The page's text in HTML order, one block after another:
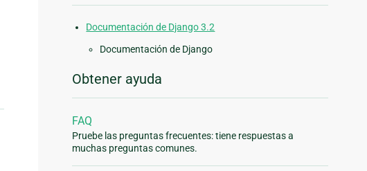
Documentación de Django 3.2
Documentación de Django
Obtener ayuda
FAQ
Pruebe las preguntas frecuentes: tiene respuestas a
muchas preguntas comunes.